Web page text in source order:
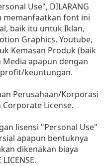
Use", DILARANG
memanfaatkan font ini
baik itu untuk Iklan,
Graphics, Youtube,
Kemasan Produk (baik
apapun dengan
keuntungan.
Perusahaan/Korporasi
License.
lisensi "Personal Use"
apapun bentuknya
dikenakan biaya
LICENSE.